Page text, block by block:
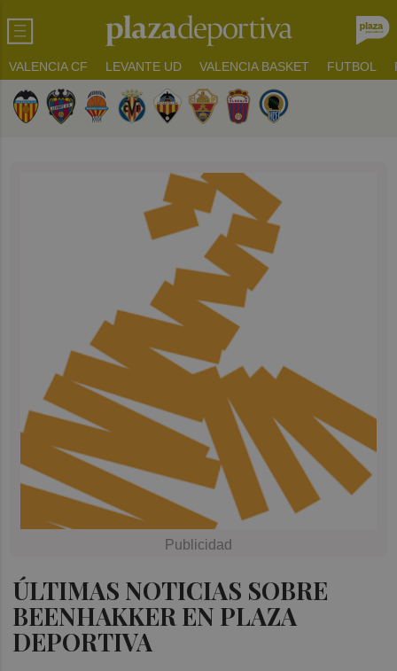
VALENCIA CF LEVANTE UD VALENCIA BASKET FUTBOL
ÚLTIMAS NOTICIAS SOBRE
BEENHAKKER EN PLAZA
DEPORTIVA